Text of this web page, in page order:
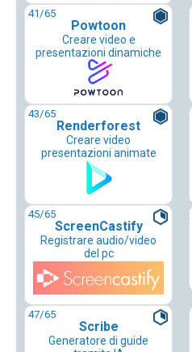
41/65
Powtoon
Creare video e
presentazioni dinamiche
43/65
Renderforest
Creare video
presentazioni animate
45/65
ScreenCastify
Registrare audio/video
del pc
47/65
Scribe
Generatore di guide